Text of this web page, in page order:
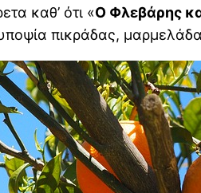
καθ’ ότι «Ο Φλεβάρης
πικράδας,